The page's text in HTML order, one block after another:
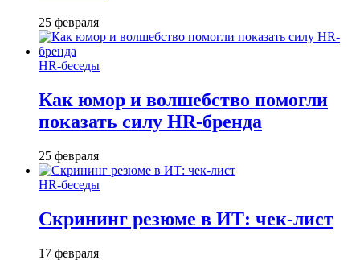
25 февраля
HR-беседы
Как юмор и волшебство помогли
показать силу HR-бренда
25 февраля
HR-беседы
Скрининг резюме в ИТ: чек-лист
17 февраля